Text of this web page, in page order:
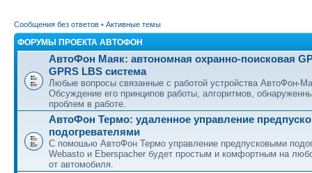
Сообщения без ответов • Активные темы
ФОРУМЫ ПРОЕКТА АВТОФОН
АвтоФон Маяк: автономная охранно-поисковая
GPRS LBS система
Любые вопросы связанные с работой устройства АвтоФон-
Обсуждение его принципов работы, алгоритмов,
проблем в работе.
АвтоФон Термо: удаленное управление
подогревателями
С помошью АвтоФон Термо управление предпусковыми
Webasto и Eberspacher будет простым и комфортным на
от автомобиля.